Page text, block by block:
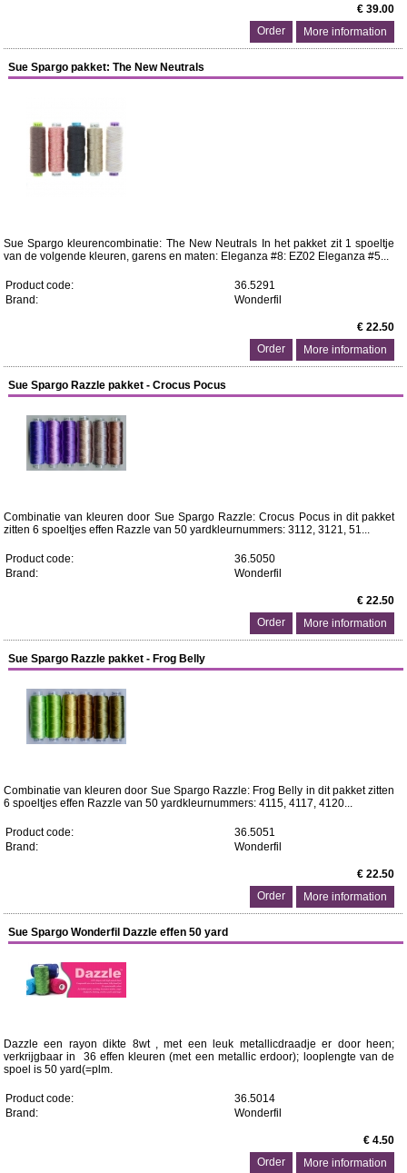
€ 39.00
More information
Sue Spargo pakket: The New Neutrals
Sue Spargo kleurencombinatie: The New Neutrals In het pakket zit 1 spoeltje
van de volgende kleuren, garens en maten: Eleganza #8: EZ02 Eleganza #5...
Product code:
36.5291
Brand:
Wonderfil
€ 22.50
More information
Sue Spargo Razzle pakket - Crocus Pocus
Combinatie van kleuren door Sue Spargo Razzle: Crocus Pocus in dit pakket
zitten 6 spoeltjes effen Razzle van 50 yard ​kleurnummers: 3112, 3121, 51...
Product code:
36.5050
Brand:
Wonderfil
€ 22.50
More information
Sue Spargo Razzle pakket - Frog Belly
Combinatie van kleuren door Sue Spargo Razzle: Frog Belly in dit pakket zitten
6 spoeltjes effen Razzle van 50 yard ​kleurnummers: 4115, 4117, 4120...
Product code:
36.5051
Brand:
Wonderfil
€ 22.50
More information
Sue Spargo Wonderfil Dazzle effen 50 yard
Dazzle een rayon dikte 8wt , met een leuk metallicdraadje er door heen;
verkrijgbaar in 36 effen kleuren (met een metallic erdoor); looplengte van de
spoel is 50 yard(=plm.
Product code:
36.5014
Brand:
Wonderfil
€ 4.50
More information